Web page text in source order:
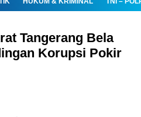
Tangerang Bela
Korupsi Pokir